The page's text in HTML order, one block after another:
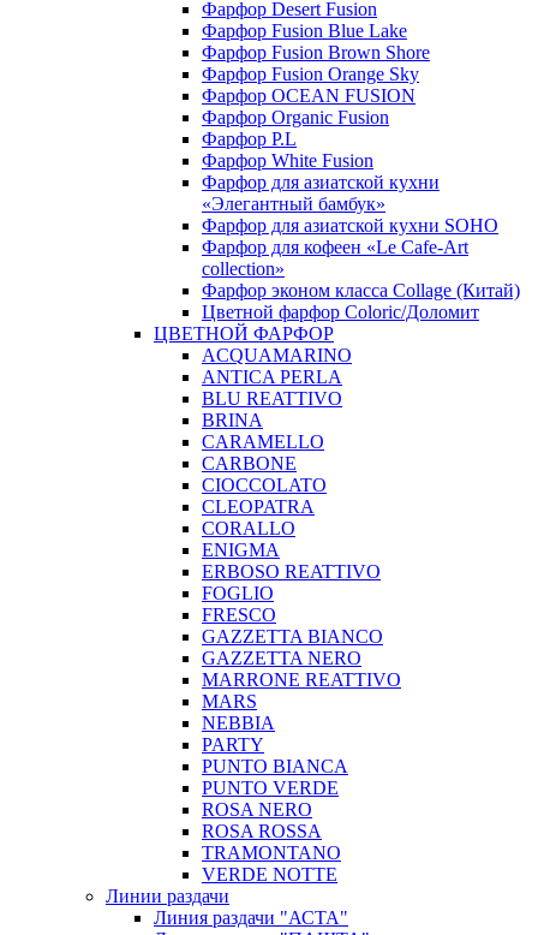
Фарфор Desert Fusion
Фарфор Fusion Blue Lake
Фарфор Fusion Brown Shore
Фарфор Fusion Orange Sky
Фарфор OCEAN FUSION
Фарфор Organic Fusion
Фарфор P.L
Фарфор White Fusion
Фарфор для азиатской кухни
«Элегантный бамбук»
Фарфор для азиатской кухни SOHO
Фарфор для кофеен «Le Cafe-Art
collection»
Фарфор эконом класса Collage (Китай)
Цветной фарфор Coloric/Доломит
ЦВЕТНОЙ ФАРФОР
ACQUAMARINO
ANTICA PERLA
BLU REATTIVO
BRINA
CARAMELLO
CARBONE
CIOCCOLATO
CLEOPATRA
CORALLO
ENIGMA
ERBOSO REATTIVO
FOGLIO
FRESCO
GAZZETTA BIANCO
GAZZETTA NERO
MARRONE REATTIVO
MARS
NEBBIA
PARTY
PUNTO BIANCA
PUNTO VERDE
ROSA NERO
ROSA ROSSA
TRAMONTANO
VERDE NOTTE
Линии раздачи
Линия раздачи "АСТА"